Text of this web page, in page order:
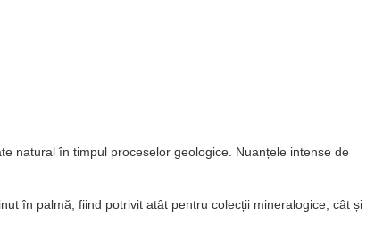
natural în timpul proceselor geologice. Nuanțele intense de
în palmă, fiind potrivit atât pentru colecții mineralogice, cât și